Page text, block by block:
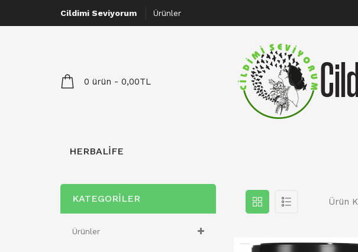
Cildimi Seviyorum Ürünler
0 ürün - 0,00TL
HERBALIFE
KATEGORILER
Ürünler
Ürün